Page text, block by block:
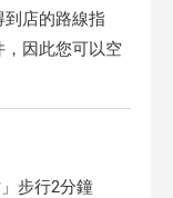
店的路線指
因此您可以空
步行2分鐘